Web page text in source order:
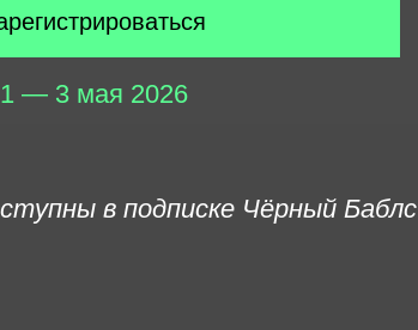
в подписке Чёрный Баблс
1 — 3 мая 2026